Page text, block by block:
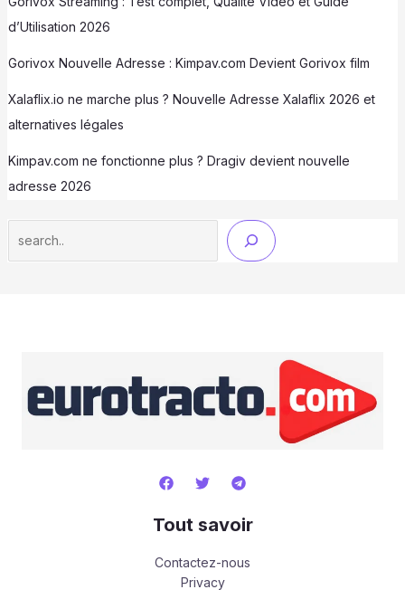
d’Utilisation 2026
Gorivox Nouvelle Adresse : Kimpav.com Devient Gorivox film
Xalaflix.io ne marche plus ? Nouvelle Adresse Xalaflix 2026 et
alternatives légales
Kimpav.com ne fonctionne plus ? Dragiv devient nouvelle
adresse 2026
Tout savoir
Contactez-nous
Privacy